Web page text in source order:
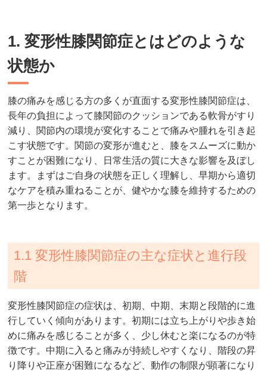
1. 変形性膝関節症とはどのような
状態か
膝の痛みを感じる方の多くが直面する変形性膝関節症は、
長年の負担によって膝関節のクッションである軟骨がすり
減り、関節内の環境が変化することで痛みや腫れを引き起
こす状態です。関節の変形が進むと、膝をスムーズに動か
すことが困難になり、日常生活の質に大きな影響を及ぼし
ます。まずはご自身の状態を正しく理解し、早期から適切
なケアを積み重ねることが、健やかな膝を維持するための
第一歩となります。
1.1 変形性膝関節症の主な症状と進行段
階
変形性膝関節症の症状は、初期、中期、末期と段階的に進
行していく傾向があります。初期には立ち上がりや歩き始
めに痛みを感じることが多く、少し休むと楽になるのが特
徴です。中期に入ると痛みが持続しやすくなり、階段の昇
り降りや正座が困難になるなど、動作の制限が顕著になり